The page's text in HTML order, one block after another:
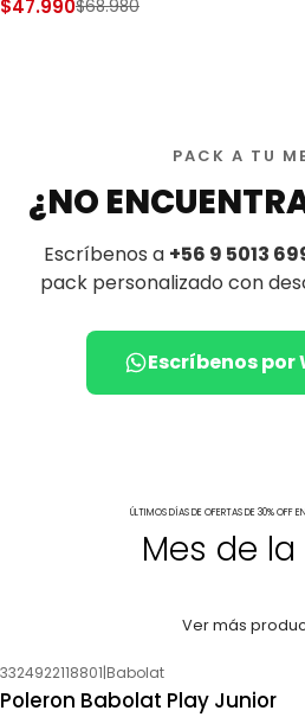
$47.990$68.980
PACK A TU
¿NO
Escríbenos a +56 9 5013
pack personalizado con
Escríbenos por
ÚLTIMOS DÍAS DE OFERTAS DE 30% OFF
Mes de la
Ver más
-30%OFF
3324922118801|Babolat
Poleron Babolat Play Junior